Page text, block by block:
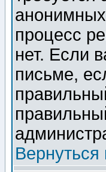
процесс
нет. Если
письме,
Вернуться